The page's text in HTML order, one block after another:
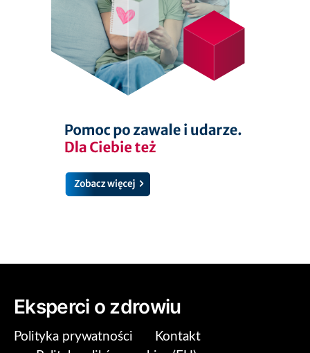
Eksperci o zdrowiu
Polityka prywatności
Kontakt